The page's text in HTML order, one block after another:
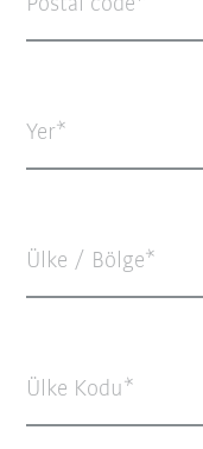
Postal code
Yer
Ülke / Bölge*
Ülke Kodu*